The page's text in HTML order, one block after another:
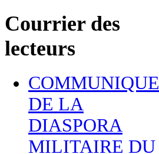
Courrier des
lecteurs
COMMUNIQUE
DE LA
DIASPORA
MILITAIRE DU